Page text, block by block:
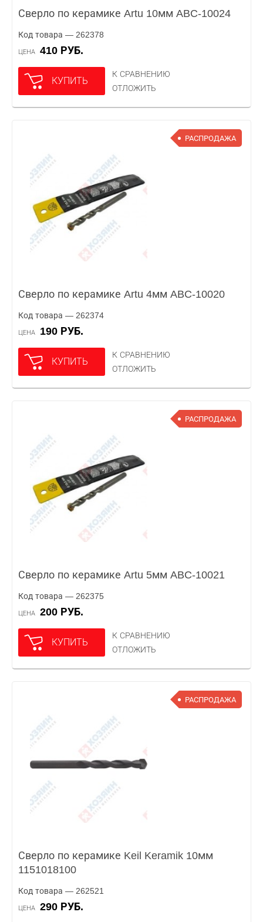
Сверло по керамике Artu 10мм ABC-10024
Код товара — 262378
ЦЕНА 410 РУБ.
КУПИТЬ
К СРАВНЕНИЮ
ОТЛОЖИТЬ
РАСПРОДАЖА
Сверло по керамике Artu 4мм ABC-10020
Код товара — 262374
ЦЕНА 190 РУБ.
КУПИТЬ
К СРАВНЕНИЮ
ОТЛОЖИТЬ
РАСПРОДАЖА
Сверло по керамике Artu 5мм ABC-10021
Код товара — 262375
ЦЕНА 200 РУБ.
КУПИТЬ
К СРАВНЕНИЮ
ОТЛОЖИТЬ
РАСПРОДАЖА
Сверло по керамике Keil Keramik 10мм
1151018100
Код товара — 262521
ЦЕНА 290 РУБ.